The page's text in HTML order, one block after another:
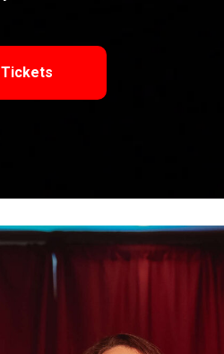
Tickets